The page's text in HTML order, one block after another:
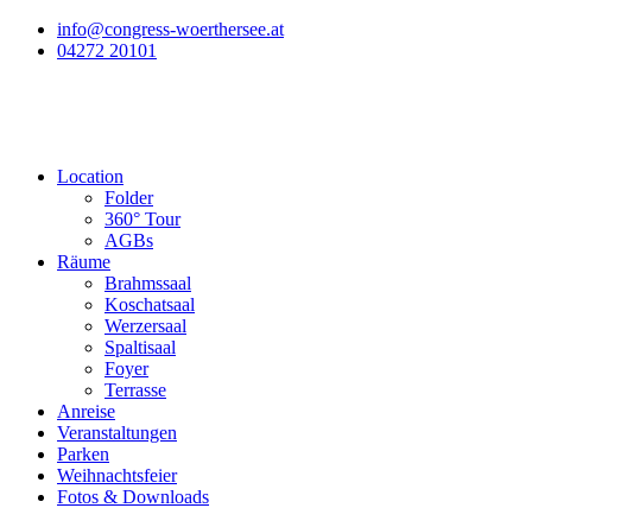
info@congress-woerthersee.at
04272 20101
Location
Folder
360° Tour
AGBs
Räume
Brahmssaal
Koschatsaal
Werzersaal
Spaltisaal
Foyer
Terrasse
Anreise
Veranstaltungen
Parken
Weihnachtsfeier
Fotos & Downloads